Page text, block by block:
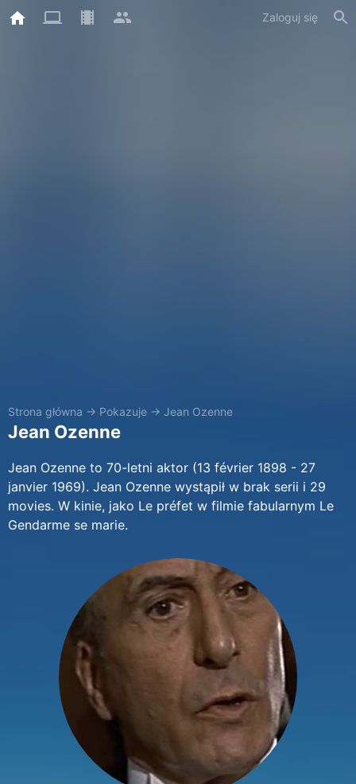
Zaloguj się
Strona główna → Pokazuje → Jean Ozenne
Jean Ozenne
Jean Ozenne to 70-letni aktor (13 février 1898 - 27
janvier 1969). Jean Ozenne wystąpił w brak serii i 29
movies. W kinie, jako Le préfet w filmie fabularnym Le
Gendarme se marie.